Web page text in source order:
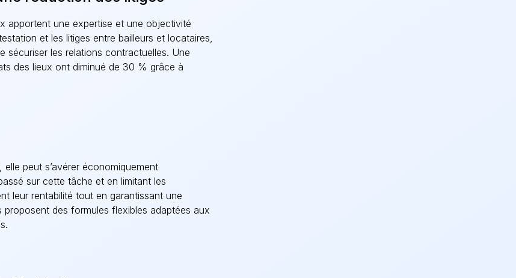
apportent une expertise et une objectivité
et les litiges entre bailleurs et locataires,
sécuriser les relations contractuelles. Une
des lieux ont diminué de 30 % grâce à
peut s’avérer économiquement
sur cette tâche et en limitant les
leur rentabilité tout en garantissant une
des formules flexibles adaptées aux